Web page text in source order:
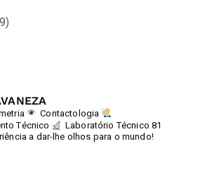
Contactologia
Técnico
Laboratório Técnico81
a dar-lhe olhos para o mundo!